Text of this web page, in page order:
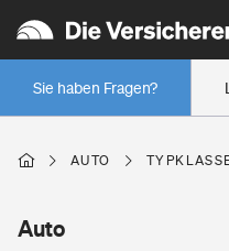
Sie haben Fragen?
Wer versichert was: Jetzt
Regionalklassen: So ist Ihre
Wer versichert was: Jetzt
AUTO
Auto